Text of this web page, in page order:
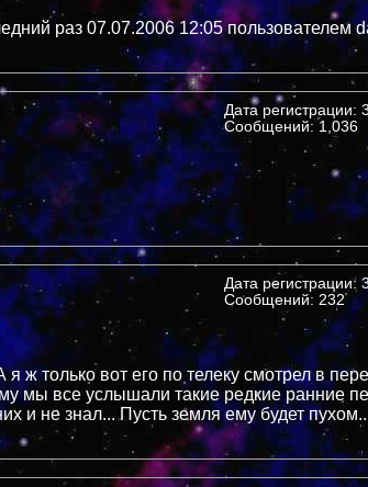
раз 07.07.2006 12:05 пользователем
Дата регистрации:
Сообщений: 1,036
Дата регистрации:
Сообщений: 232
я ж только вот его по телеку смотрел в
мы все услышали такие редкие ранние
и не знал... Пусть земля ему будет